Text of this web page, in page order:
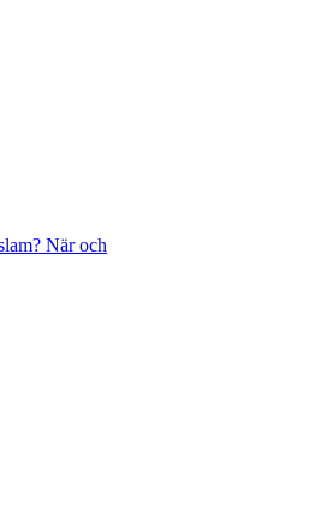
När och